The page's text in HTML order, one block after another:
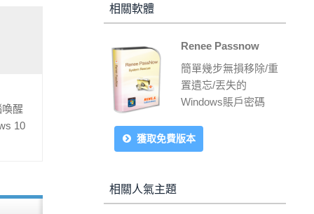
醒
10
相關軟體
Renee Passnow
簡單幾步無損移除/重
置遺忘/丟失的
Windows賬戶密碼
獲取免費版本
相關人氣主題